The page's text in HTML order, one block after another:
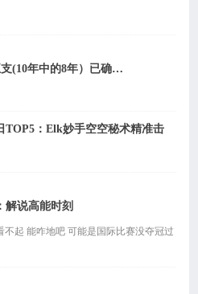
[数据故事] 历届S赛冠军有五支(10年中的8年）已确定进入世界赛
TOP5：Elk妙手空空秘术精准击
解说高能时刻
起 能咋地吧 可能是国际比赛没夺冠过